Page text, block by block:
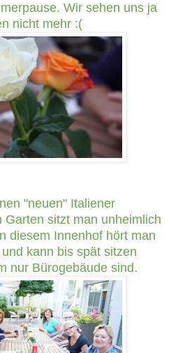
Wir sehen uns ja
nicht mehr :(
"neuen" Italiener
Garten sitzt man unheimlich
diesem Innenhof hört man
kann bis spät sitzen
nur Bürogebäude sind.